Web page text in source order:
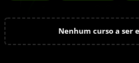
Nenhum curso a ser